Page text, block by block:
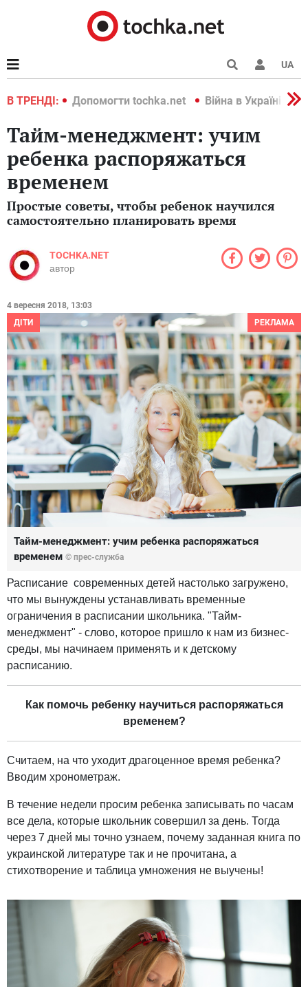
UA
В ТРЕНДІ:
2022 Допомогти tochka.net Війна в Україні 2022
Тайм-менеджмент: учим
ребенка распоряжаться
временем
Простые советы, чтобы ребенок научился
самостоятельно планировать время
TOCHKA.NET
автор
4 вересня 2018, 13:03
ДІТИ
РЕКЛАМА
Тайм-менеджмент: учим ребенка распоряжаться
временем © прес-служба
Расписание современных детей настолько загружено,
что мы вынуждены устанавливать временные
ограничения в расписании школьника. "Тайм-
менеджмент" - слово, которое пришло к нам из бизнес-
среды, мы начинаем применять и к детскому
расписанию.
Как помочь ребенку научиться распоряжаться
временем?
Считаем, на что уходит драгоценное время ребенка?
Вводим хронометраж.
В течение недели просим ребенка записывать по часам
все дела, которые школьник совершил за день. Тогда
через 7 дней мы точно узнаем, почему заданная книга по
украинской литературе так и не прочитана, а
стихотворение и таблица умножения не выучены!